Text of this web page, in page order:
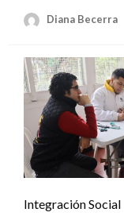
Diana Becerra
Integración Social